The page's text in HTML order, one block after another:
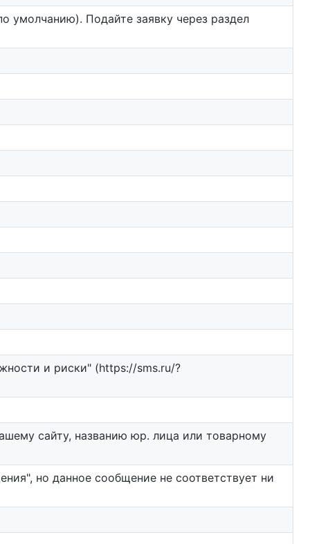
умолчанию). Подайте заявку через раздел
и риски" (https://sms.ru/?
сайту, названию юр. лица или товарному
но данное сообщение не соответствует ни